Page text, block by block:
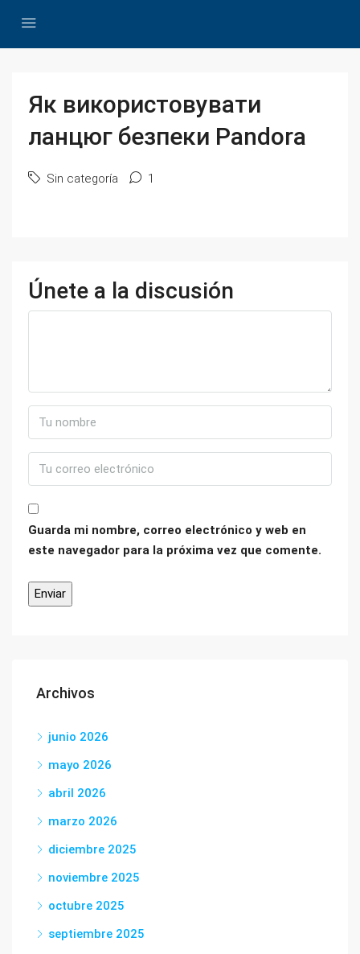
Як використовувати
ланцюг безпеки Pandora
Sin categoría 1
Únete a la discusión
Guarda mi nombre, correo electrónico y web en
este navegador para la próxima vez que comente.
Archivos
junio 2026
mayo 2026
abril 2026
marzo 2026
diciembre 2025
noviembre 2025
octubre 2025
septiembre 2025